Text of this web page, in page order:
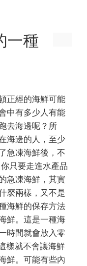
一種
正經的海鮮可能
中有多少人有能
去海邊呢？所
海邊的人，至少
急凍海鮮後，不
只要走進水產品
急凍海鮮，其實
麼兩樣，又不是
海鮮的保存方法
鮮。這是一種海
時間就會放入零
樣就不會讓海鮮
鮮。可能有些內